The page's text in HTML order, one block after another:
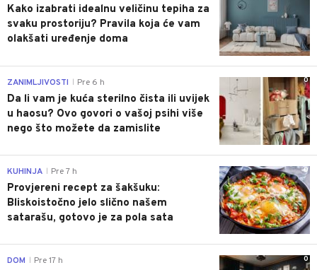
Kako izabrati idealnu veličinu tepiha za
svaku prostoriju? Pravila koja će vam
olakšati uređenje doma
0
ZANIMLJIVOSTI Pre 6 h
Da li vam je kuća sterilno čista ili uvijek
u haosu? Ovo govori o vašoj psihi više
nego što možete da zamislite
0
KUHINJA Pre 7 h
Provjereni recept za šakšuku:
Bliskoistočno jelo slično našem
satarašu, gotovo je za pola sata
0
DOM Pre 17 h